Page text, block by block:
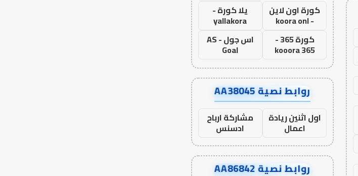
كورة اون لاين
- koora onl
يلا كورة -
yallakora
كورة 365 -
kooora 365
اس جول - AS
Goal
روابط نصية AA38045
اول اثنين ريادة
اعمال
مشاركة ارباح
ادسنس
روابط نصية AA86842